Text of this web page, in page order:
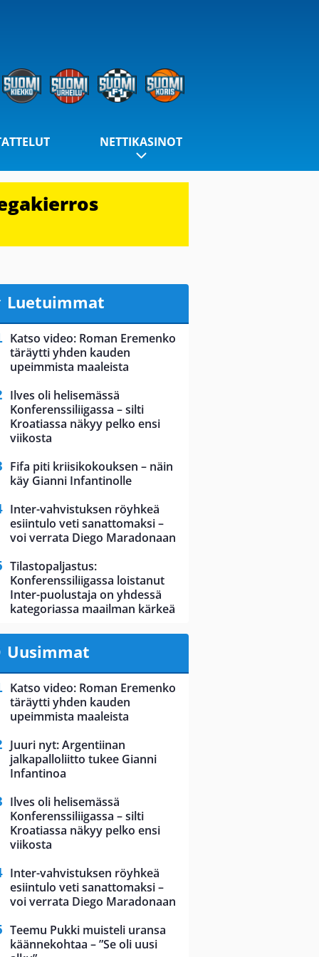
NETTIKASINOT
Luetuimmat
Katso video: Roman Eremenko
täräytti yhden kauden
upeimmista maaleista
Ilves oli helisemässä
Konferenssiliigassa – silti
Kroatiassa näkyy pelko ensi
viikosta
Fifa piti kriisikokouksen – näin
käy Gianni Infantinolle
Inter-vahvistuksen röyhkeä
esiintulo veti sanattomaksi –
voi verrata Diego Maradonaan
Tilastopaljastus:
Konferenssiliigassa loistanut
Inter-puolustaja on yhdessä
kategoriassa maailman kärkeä
Uusimmat
Katso video: Roman Eremenko
täräytti yhden kauden
upeimmista maaleista
Juuri nyt: Argentiinan
jalkapalloliitto tukee Gianni
Infantinoa
Ilves oli helisemässä
Konferenssiliigassa – silti
Kroatiassa näkyy pelko ensi
viikosta
Inter-vahvistuksen röyhkeä
esiintulo veti sanattomaksi –
voi verrata Diego Maradonaan
Teemu Pukki muisteli uransa
käännekohtaa – ”Se oli uusi